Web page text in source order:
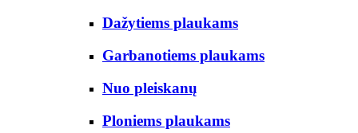
Dažytiems plaukams
Garbanotiems plaukams
Nuo pleiskanų
Ploniems plaukams